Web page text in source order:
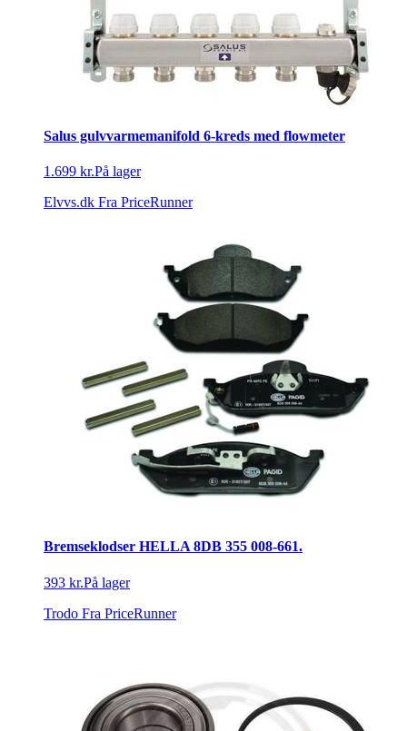
Salus gulvvarmemanifold 6-kreds med flowmeter
1.699 kr.På lager
Elvvs.dk Fra PriceRunner
Bremseklodser HELLA 8DB 355 008-661.
393 kr.På lager
Trodo Fra PriceRunner